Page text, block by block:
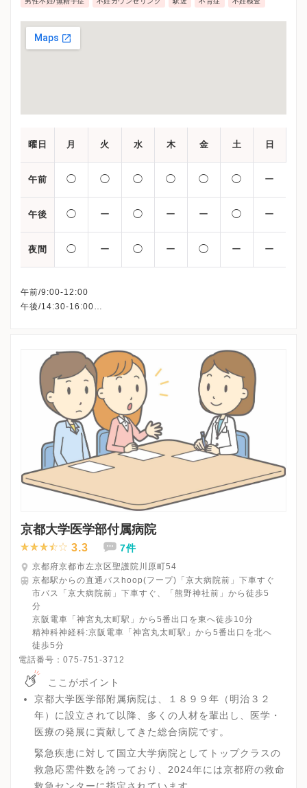
曜日 月 火 水 木 金 土 日
午前 ◯ ◯ ◯ ◯ ◯ ◯ ー
午後 ◯ ー ◯ ー ー ◯ ー
夜間 ◯ ー ◯ ー ◯ ー ー
午前/9:00-12:00
午後/14:30-16:00
※詳細はクリニックHPを確認、または直接お問い合わせくださ
京都大学医学部付属病院
3.3 7件
京都府京都市左京区聖護院川原町54
京都駅からの直通バスhoop(フープ)「京大病院前」下車すぐ
市バス「京大病院前」下車すぐ、「熊野神社前」から徒歩5
分
京阪電車「神宮丸太町駅」から5番出口を東へ徒歩10分
精神科神経科:京阪電車「神宮丸太町駅」から5番出口を北へ
徒歩5分
電話番号： 075-751-3712
ここがポイント
京都大学医学部附属病院は、１８９９年（明治３２
年）に設立されて以降、多くの人材を輩出し、医学・
医療の発展に貢献してきた総合病院です。
緊急疾患に対して国立大学病院としてトップクラスの
救急応需件数を誇っており、2024年には京都府の救命
救急センターに指定されています。